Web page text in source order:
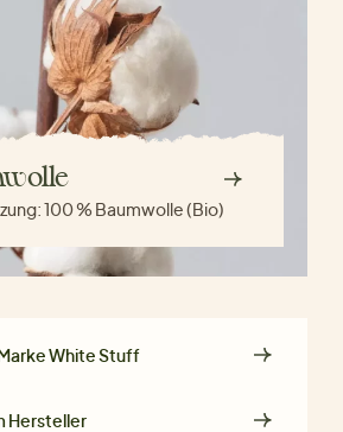
100 % Baumwolle (Bio)
White Stuff
Hersteller